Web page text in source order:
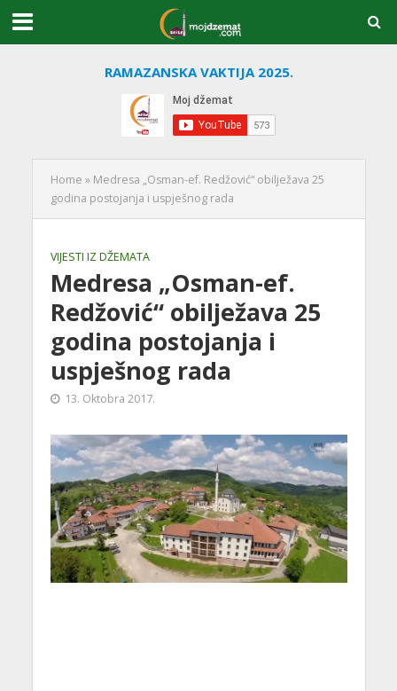
RAMAZANSKA VAKTIJA 2025.
Home » Medresa „Osman-ef. Redžović“ obilježava 25
godina postojanja i uspješnog rada
VIJESTI IZ DŽEMATA
Medresa „Osman-ef.
Redžović“ obilježava 25
godina postojanja i
uspješnog rada
13. Oktobra 2017.